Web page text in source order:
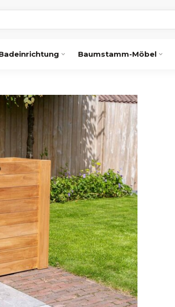
Baumstamm-Möbel